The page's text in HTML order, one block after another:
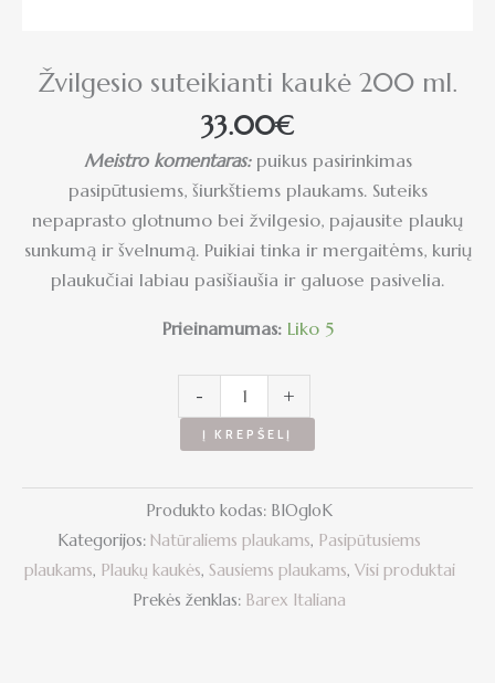
Žvilgesio suteikianti kaukė 200 ml.
33.00€
Meistro komentaras: puikus pasirinkimas
pasipūtusiems, šiurkštiems plaukams. Suteiks
nepaprasto glotnumo bei žvilgesio, pajausite plaukų
sunkumą ir švelnumą. Puikiai tinka ir mergaitėms, kurių
plaukučiai labiau pasišiaušia ir galuose pasivelia.
Prieinamumas: Liko 5
- +
Į KREPŠELĮ
Produkto kodas: BIOgloK
Kategorijos: Natūraliems plaukams, Pasipūtusiems
plaukams, Plaukų kaukės, Sausiems plaukams, Visi produktai
Prekės ženklas: Barex Italiana